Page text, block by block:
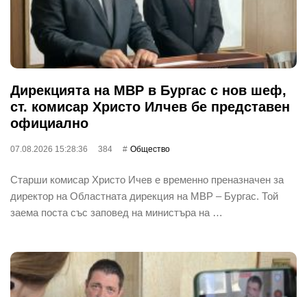
Дирекцията на МВР в Бургас с нов шеф,
ст. комисар Христо Илчев бе представен
официално
07.08.2026 15:28:36 384 Общество
Старши комисар Христо Ичев е временно преназначен за
директор на Областната дирекция на МВР – Бургас. Той
заема поста със заповед на министъра на …